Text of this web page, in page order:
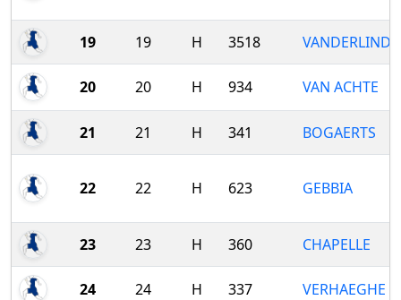
19 19 H 3518
20 20 H 934 VAN ACHTE
21 21 H 341 BOGAERTS
22 22 H 623 GEBBIA
23 23 H 360 CHAPELLE
24 24 H 337 VERHAEGHE